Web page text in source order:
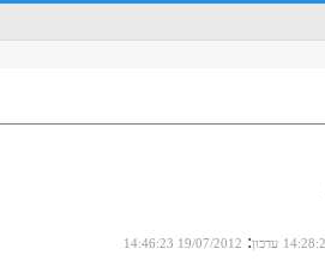
עדכון:
19/07/2012 14:46:23